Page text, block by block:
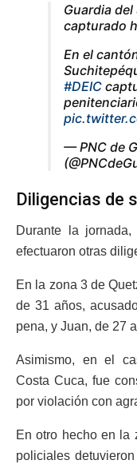
Guardia
capturado
En el
#DEIC
— PNC de
Diligencias de
Durante la
efectuaron otras
En la zona 3 de
de 31 años,
pena, y Juan, de 27
Asimismo, en el
Costa Cuca, fue
por violación con
En otro hecho en la
policiales